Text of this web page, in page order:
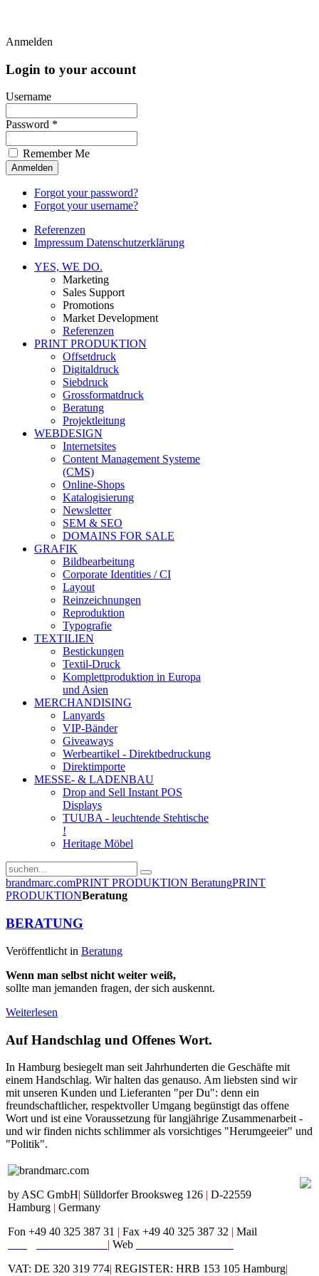
Anmelden
Login to your account
Username
Password *
Remember Me
Forgot your password?
Forgot your username?
Referenzen
Impressum Datenschutzerklärung
YES, WE DO.
Marketing
Sales Support
Promotions
Market Development
Referenzen
PRINT PRODUKTION
Offsetdruck
Digitaldruck
Siebdruck
Grossformatdruck
Beratung
Projektleitung
WEBDESIGN
Internetsites
Content Management Systeme
(CMS)
Online-Shops
Katalogisierung
Newsletter
SEM & SEO
DOMAINS FOR SALE
GRAFIK
Bildbearbeitung
Corporate Identities / CI
Layout
Reinzeichnungen
Reproduktion
Typografie
TEXTILIEN
Bestickungen
Textil-Druck
Komplettproduktion in Europa
und Asien
MERCHANDISING
Lanyards
VIP-Bänder
Giveaways
Werbeartikel - Direktbedruckung
Direktimporte
MESSE- & LADENBAU
Drop and Sell Instant POS
Displays
TUUBA - leuchtende Stehtische
!
Heritage Möbel
brandmarc.comPRINT PRODUKTION BeratungPRINT
PRODUKTIONBeratung
BERATUNG
Veröffentlicht in Beratung
Wenn man selbst nicht weiter weiß,
sollte man jemanden fragen, der sich auskennt.
Weiterlesen
AufHandschlag und Offenes Wort.
In Hamburg besiegelt man seit Jahrhunderten die Geschäfte mit
einem Handschlag. Wir halten das genauso. Am liebsten sind wir
mit unseren Kunden und Lieferanten "per Du": denn ein
freundschaftlicher, respektvoller Umgang begünstigt das offene
Wort und ist eine Voraussetzung für langjährige Zusammenarbeit -
und wir finden nichts schlimmer als vorsichtiges "Herumgeeier" und
"Politik".
by ASC GmbH| Sülldorfer Brooksweg 126 | D-22559
Hamburg | Germany
Fon +49 40 325 387 31 | Fax +49 40 325 387 32 | Mail
| Web
VAT: DE 320 319 774| REGISTER: HRB 153 105 Hamburg|